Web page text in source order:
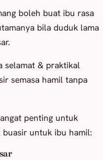
boleh buat ibu rasa
bila duduk lama
selamat & praktikal
semasa hamil tanpa
penting untuk
buasir untuk ibu hamil: